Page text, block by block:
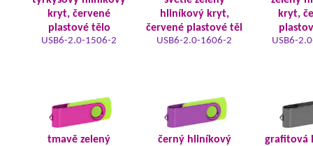
kryt, červené
plastové tělo
USB6-2.0-1506-2
hliníkový kryt,
červené plastové těl
USB6-2.0-1606-2
kryt,
USB6-
tmavě zelený
černý hliníkový
grafitová